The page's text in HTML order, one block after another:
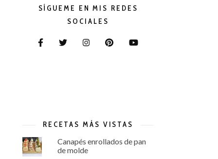
SÍGUEME EN MIS REDES
SOCIALES
RECETAS MÁS VISTAS
Canapés enrollados de pan
de molde